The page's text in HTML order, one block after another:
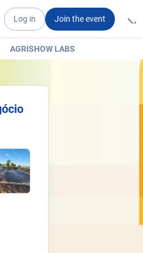
Log in Join the event
AGRISHOW LABS